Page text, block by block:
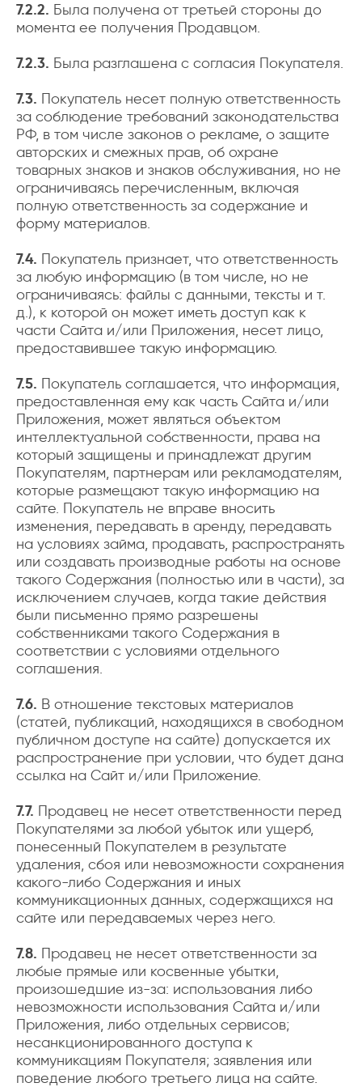
7.2.2. Была получена от третьей стороны до
момента ее получения Продавцом.
7.2.3. Была разглашена с согласия Покупателя.
7.3. Покупатель несет полную ответственность
за соблюдение требований законодательства
РФ, в том числе законов о рекламе, о защите
авторских и смежных прав, об охране
товарных знаков и знаков обслуживания, но не
ограничиваясь перечисленным, включая
полную ответственность за содержание и
форму материалов.
7.4. Покупатель признает, что ответственность
за любую информацию (в том числе, но не
ограничиваясь: файлы с данными, тексты и т.
д.), к которой он может иметь доступ как к
части Сайта и/или Приложения, несет лицо,
предоставившее такую информацию.
7.5. Покупатель соглашается, что информация,
предоставленная ему как часть Сайта и/или
Приложения, может являться объектом
интеллектуальной собственности, права на
который защищены и принадлежат другим
Покупателям, партнерам или рекламодателям,
которые размещают такую информацию на
сайте. Покупатель не вправе вносить
изменения, передавать в аренду, передавать
на условиях займа, продавать, распространять
или создавать производные работы на основе
такого Содержания (полностью или в части), за
исключением случаев, когда такие действия
были письменно прямо разрешены
собственниками такого Содержания в
соответствии с условиями отдельного
соглашения.
7.6. В отношение текстовых материалов
(статей, публикаций, находящихся в свободном
публичном доступе на сайте) допускается их
распространение при условии, что будет дана
ссылка на Сайт и/или Приложение.
7.7. Продавец не несет ответственности перед
Покупателями за любой убыток или ущерб,
понесенный Покупателем в результате
удаления, сбоя или невозможности сохранения
какого-либо Содержания и иных
коммуникационных данных, содержащихся на
сайте или передаваемых через него.
7.8. Продавец не несет ответственности за
любые прямые или косвенные убытки,
произошедшие из-за: использования либо
невозможности использования Сайта и/или
Приложения, либо отдельных сервисов;
несанкционированного доступа к
коммуникациям Покупателя; заявления или
поведение любого третьего лица на сайте.